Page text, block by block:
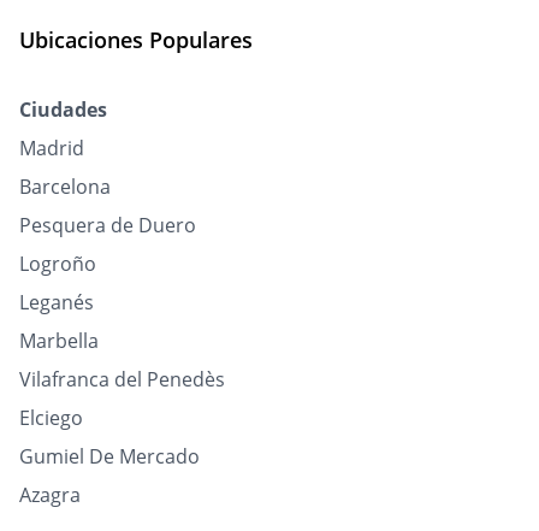
Ubicaciones Populares
Ciudades
Madrid
Barcelona
Pesquera de Duero
Logroño
Leganés
Marbella
Vilafranca del Penedès
Elciego
Gumiel De Mercado
Azagra